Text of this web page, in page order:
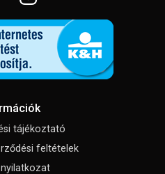
tájékoztató
feltételek
nyilatkozat